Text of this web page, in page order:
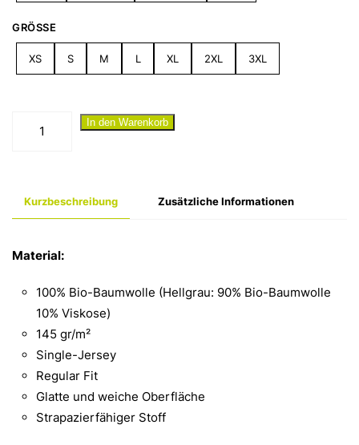
GRÖSSE
XS S M L XL 2XL 3XL
Shirt
In den Warenkorb
Kurzbeschreibung Zusätzliche Informationen
Material:
100% Bio-Baumwolle (Hellgrau: 90% Bio-Baumwolle
10% Viskose)
145 gr/m²
Single-Jersey
Regular Fit
Glatte und weiche Oberfläche
Strapazierfähiger Stoff